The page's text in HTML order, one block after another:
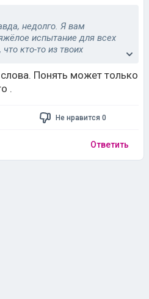
недолго. Я вам
испытание для всех
кто-то из твоих
и самостоятельных,
о себе — большое
лежачими больными стоит
и физических затрат. Но это
были нашим тылом.
на практике, нужно
каждый из
Понять может только
.
Не нравится 0
Ответить